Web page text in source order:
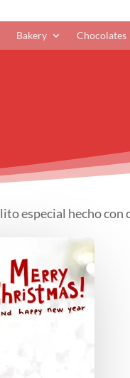
Bakery Chocolates
especial hecho